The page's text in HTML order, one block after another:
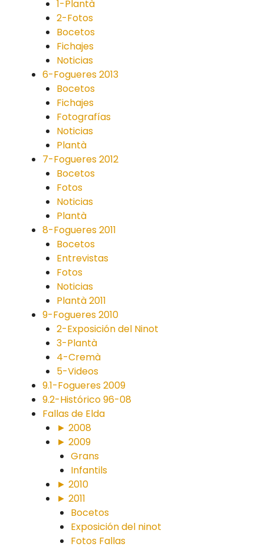
1-Plantà
2-Fotos
Bocetos
Fichajes
Noticias
6-Fogueres 2013
Bocetos
Fichajes
Fotografías
Noticias
Plantà
7-Fogueres 2012
Bocetos
Fotos
Noticias
Plantà
8-Fogueres 2011
Bocetos
Entrevistas
Fotos
Noticias
Plantà 2011
9-Fogueres 2010
2-Exposición del Ninot
3-Plantà
4-Cremà
5-Videos
9.1-Fogueres 2009
9.2-Histórico 96-08
Fallas de Elda
► 2008
► 2009
Grans
Infantils
► 2010
► 2011
Bocetos
Exposición del ninot
Fotos Fallas